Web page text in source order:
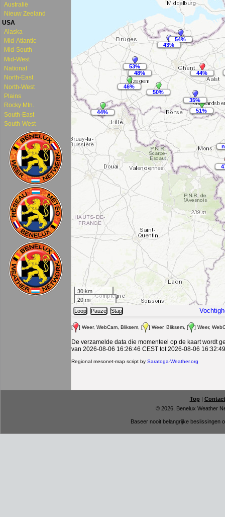
Australië
Nieuw Zeeland
USA
Alaska
Mid-Atlantic
Mid-South
Mid-West
National
North-East
North-West
Plains
Rocky Mtn.
South-East
South-West
Top
Contact
© 2026, Benelux Weather
Baseer nooit belangrijke beslissingen